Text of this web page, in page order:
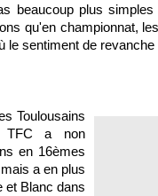
beaucoup plus
qu'en championnat,
le sentiment de
Toulousains
TFC a non
en 16èmes
a en plus
et Blanc dans